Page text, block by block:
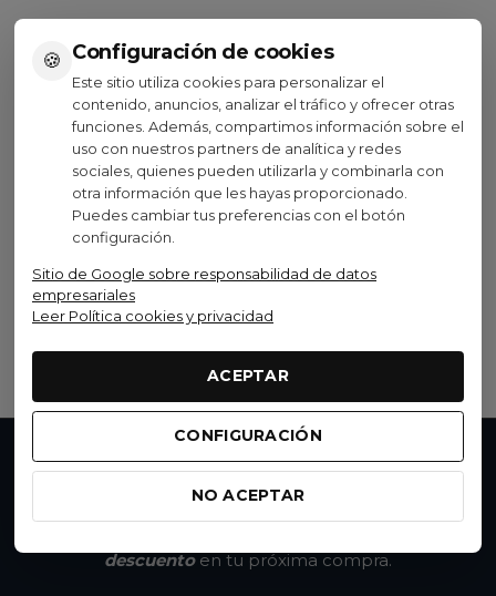
🍪 Configuración de cookies
Este sitio utiliza cookies para personalizar el
contenido, anuncios, analizar el tráfico y ofrecer otras
funciones. Además, compartimos información sobre el
uso con nuestros partners de analítica y redes
sociales, quienes pueden utilizarla y combinarla con
otra información que les hayas proporcionado.
Puedes cambiar tus preferencias con el botón
configuración.
Sitio de Google sobre responsabilidad de datos
empresariales
Leer Política cookies y privacidad
ACEPTAR
CONFIGURACIÓN
NO ACEPTAR
Visto recientemente
Horizon Fitness
Cinta De Correr Plegable
Horizon Fitness TR 5.0
899,00 € (IVA inc.)
No te pierdas nada
descuentoen tu próxima compra.